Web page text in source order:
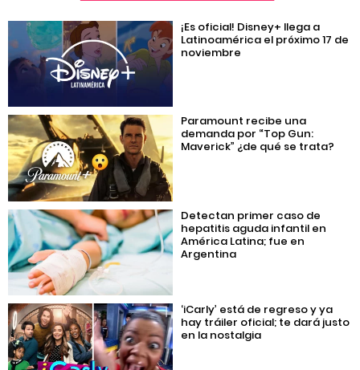
¡Es oficial! Disney+ llega a
Latinoamérica el próximo 17 de
noviembre
Paramount recibe una
demanda por “Top Gun:
Maverick” ¿de qué se trata?
Detectan primer caso de
hepatitis aguda infantil en
América Latina; fue en
Argentina
‘iCarly’ está de regreso y ya
hay tráiler oficial; te dará justo
en la nostalgia